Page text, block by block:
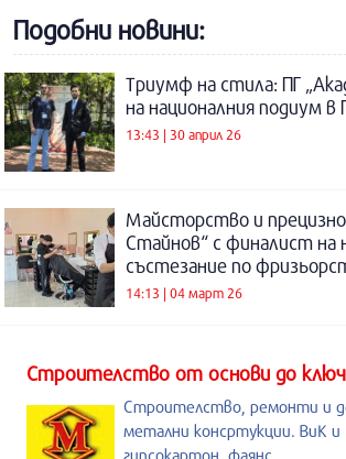
Подобни новини:
Триумф на стила: ПГ
на националния подиум в
13:43 | 30 април 26
Майсторство и
Стайнов“ с финалист на
състезание по
14:13 | 04 март 26
Строителство от основи до ключ
Строителство, ремонти и
метални консртукции. ВиК и
гипсокартон, фаянс..